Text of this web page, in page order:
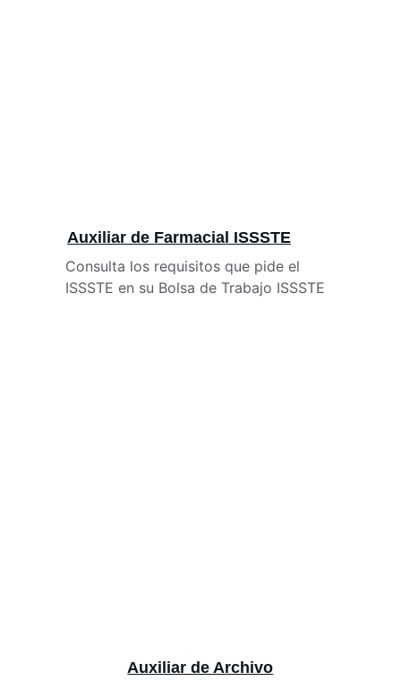
Auxiliar de Farmacial ISSSTE
Consulta los requisitos que pide el
ISSSTE en su Bolsa de Trabajo ISSSTE
Auxiliar de Archivo